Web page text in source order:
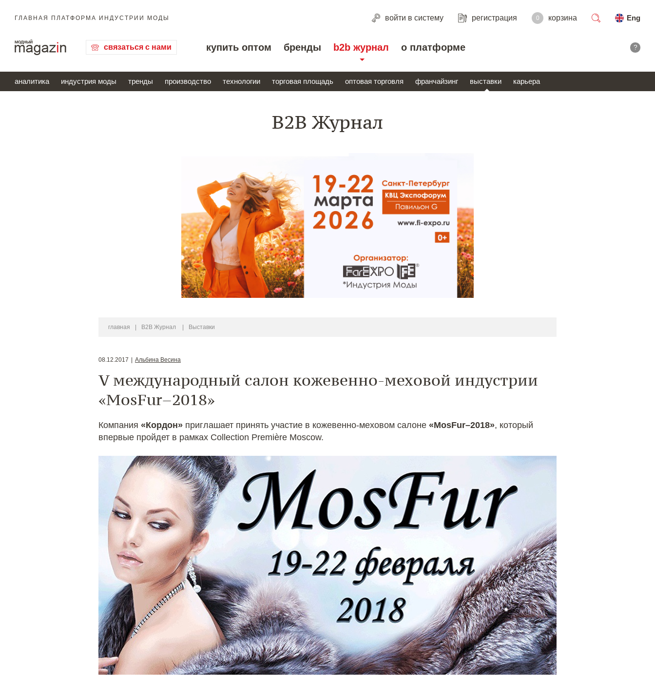
ГЛАВНАЯ ПЛАТФОРМА ИНДУСТРИИ МОДЫ войти в систему регистрация 0 корзина
Eng
связаться с нами купить оптом бренды b2b журнал о платформе ?
аналитика индустрия моды тренды производство технологии торговая площадь оптовая торговля франчайзинг выставки карьера
B2B Журнал
главная B2B Журнал Выставки
08.12.2017 Альбина Весина
V международный салон кожевенно-меховой индустрии
«MosFur–2018»
Компания «Кордон» приглашает принять участие в кожевенно-меховом салоне «MosFur–2018», который
впервые пройдет в рамках Collection Première Moscow.